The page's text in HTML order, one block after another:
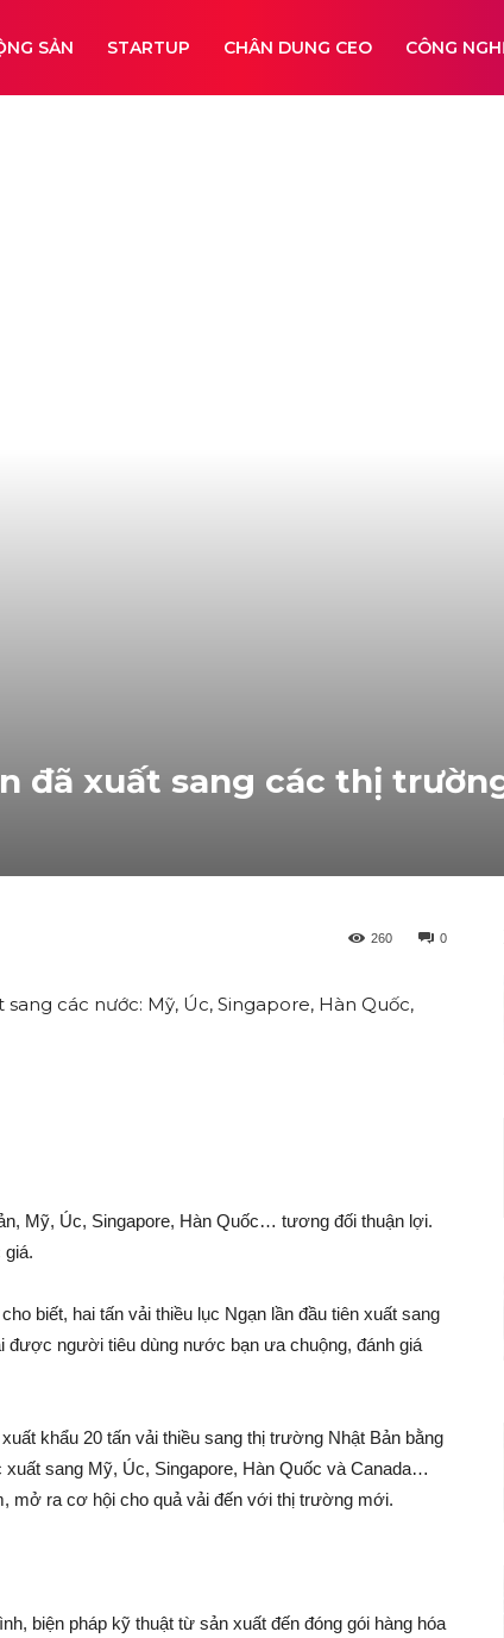
SẢN STARTUP CHÂN DUNG CEO CÔNG
đã xuất sang các thị
0
260
các nước: Mỹ, Úc, Singapore, Hàn Quốc,
Mỹ, Úc, Singapore, Hàn Quốc… tương đối thuận lợi.
giá.
biết, hai tấn vải thiều lụ‌c Ngạn lần đầu tiên xuất sang
người tiêu dùng nước bạn ưa chuộng, đán‌h giá
khẩu 20 tấn vải thiều sang thị trường Nhật Bản bằng
sang Mỹ, Úc, Singapore, Hàn Quốc và Canada…
mở ra cơ hội cho quả vải đến với thị trường mới.
biện pháp kỹ thuật từ sả‌n xuất đến đóng gói hàng hóa